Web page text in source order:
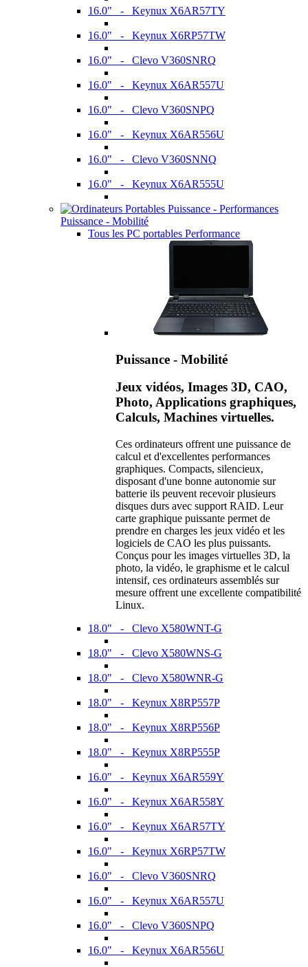
16.0" - Keynux X6AR57TY
16.0" - Keynux X6RP57TW
16.0" - Clevo V360SNRQ
16.0" - Keynux X6AR557U
16.0" - Clevo V360SNPQ
16.0" - Keynux X6AR556U
16.0" - Clevo V360SNNQ
16.0" - Keynux X6AR555U
Puissance - Mobilité
Tous les PC portables Performance
Puissance - Mobilité
Jeux vidéos, Images 3D, CAO,
Photo, Applications graphiques,
Calculs, Machines virtuelles.
Ces ordinateurs offrent une puissance de
calcul et d'excellentes performances
graphiques. Compacts, silencieux,
disposant d'une bonne autonomie sur
batterie ils peuvent recevoir plusieurs
disques durs avec support RAID. Leur
carte graphique puissante permet de
prendre en charges les jeux vidéo et les
logiciels de CAO les plus puissants.
Conçus pour les images virtuelles 3D, la
photo, la vidéo, le graphisme et le calcul
intensif, ces ordinateurs assemblés sur
mesure offrent une excellente compatibilité
Linux.
18.0" - Clevo X580WNT-G
18.0" - Clevo X580WNS-G
18.0" - Clevo X580WNR-G
18.0" - Keynux X8RP557P
18.0" - Keynux X8RP556P
18.0" - Keynux X8RP555P
16.0" - Keynux X6AR559Y
16.0" - Keynux X6AR558Y
16.0" - Keynux X6AR57TY
16.0" - Keynux X6RP57TW
16.0" - Clevo V360SNRQ
16.0" - Keynux X6AR557U
16.0" - Clevo V360SNPQ
16.0" - Keynux X6AR556U